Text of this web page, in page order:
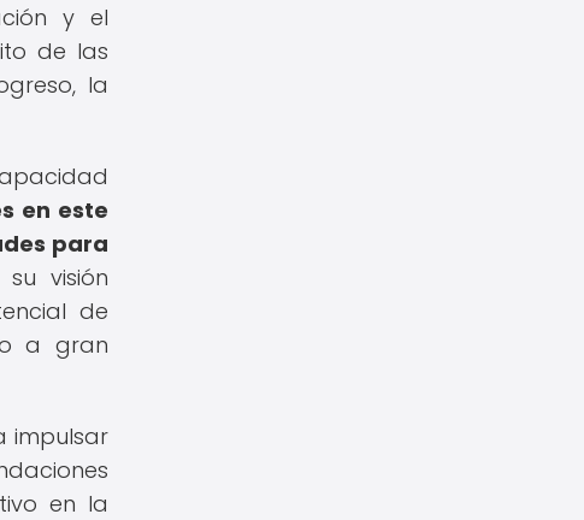
y el
de las
la
en este
para
visión
de
a gran
impulsar
en la